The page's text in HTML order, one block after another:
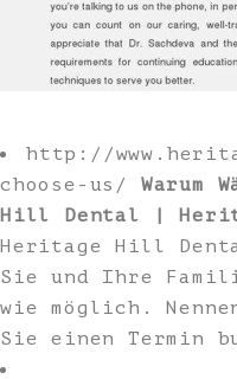
http://
choose-us/ Warum
Hill Dental |
Heritage Hill
Sie und Ihre
wie möglich.
Sie einen Termin